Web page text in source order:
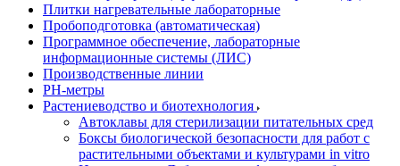
Плитки нагревательные лабораторные
Пробоподготовка (автоматическая)
Программное обеспечение, лабораторные
информационные системы (ЛИС)
Производственные линии
РH-метры
Растениеводство и биотехнология
Автоклавы для стерилизации питательных сред
Боксы биологической безопасности для работ с
растительными объектами и культурами in vitro